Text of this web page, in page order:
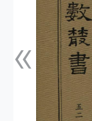
«上一張